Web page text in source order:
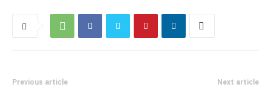
Previous article Next article